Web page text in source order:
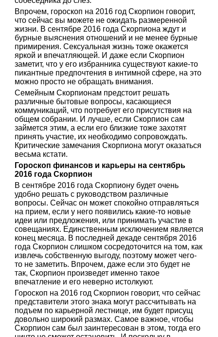
Впрочем, гороскоп на 2016 год Скорпион говорит,
что сейчас вы можете не ожидать размеренной
жизни. В сентябре 2016 года Скорпиона ждут и
бурные выяснения отношений и не менее бурные
примирения. Сексуальная жизнь тоже окажется
яркой и впечатляющей. И даже если Скорпион
заметит, что у его избранника существуют какие-то
пикантные предпочтения в интимной сфере, на это
можно просто не обращать внимания.
Семейным Скорпионам предстоит решать
различные бытовые вопросы, касающиеся
коммуникаций, что потребует его присутствия на
общем собрании. И лучше, если Скорпион сам
займется этим, а если его близкие тоже захотят
принять участие, их необходимо сопровождать.
Критические замечания Скорпиона могут оказаться
весьма кстати.
Гороскоп финансов и карьеры на сентябрь
2016 года Скорпион
В сентябре 2016 года Скорпиону будет очень
удобно решать с руководством различные
вопросы. Сейчас он может спокойно отправляться
на прием, если у него появились какие-то новые
идеи или предложения, или принимать участие в
совещаниях. Единственным исключением является
конец месяца. В последней декаде сентября 2016
года Скорпион слишком сосредоточится на том, как
извлечь собственную выгоду, поэтому может чего-
то не заметить. Впрочем, даже если это будет не
так, Скорпион произведет именно такое
впечатление и его неверно истолкуют.
Гороскоп на 2016 год Скорпион говорит, что сейчас
представители этого знака могут рассчитывать на
подъем по карьерной лестнице, им будет присущ
довольно широкий размах. Самое важное, чтобы
Скорпион сам был заинтересован в этом, тогда его